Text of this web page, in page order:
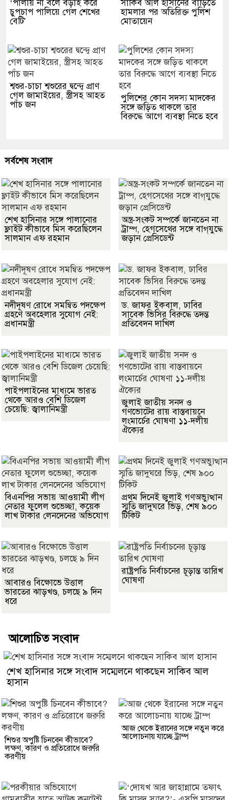
‘পালায় না বলে বড়াই করে
চুপচাপ পালিয়ে গেল শেখের
বেটি'
সাকিব আল হাসানের বাড়িতে
হামলার পর অতিরিক্ত পুলিশ
মোতায়েন
শ্বশুর-চাচা শ্বশুরের দ্বন্দ্বে প্রাণ
গেল জামাইয়ের, স্ত্রীসহ আহত
পাঁচ জন
পুলিশের কোন সদস্য মাদকের
সঙ্গে জড়িত থাকলে তার
বিরুদ্ধে আগে ব্যবস্থা নিতে হবে
সর্বশেষ সংবাদ
শেখ হাসিনার সঙ্গে পালানোর
ফ্লাইট কীভাবে মিস করেছিলেন
সালমান এফ রহমান
অস্ত্র-সংকট সম্পর্কে জানতেন না
ট্রাম্প, হেগসেথের সঙ্গে বাগ্‌যুদ্ধে
জড়ান প্রেসিডেন্ট
নদীদূষণ রোধে সমন্বিত পদক্ষেপ
গ্রহণে অবহেলার সুযোগ নেই:
প্রধানমন্ত্রী
ড. জাফর ইকবাল, ঢাবির
সাবেক ভিসির বিরুদ্ধে তদন্ত
প্রতিবেদন দাখিল
পাইপলাইনের মাধ্যমে ভারত
থেকে আরও বেশি ডিজেল
চেয়েছি: জ্বালানিমন্ত্রী
জুলাই জাতীয় সনদ ও
গণভোটের রায় বাস্তবায়নে
লংমার্চের ঘোষণা ১১-দলীয়
ঐক্যের
বিএনপির সভায় আওয়ামী লীগ
নেতার ফুলেল শুভেচ্ছা, কয়েক
লাখ টাকার লেনদেনের অভিযোগ
প্রথম দিনেই জুলাই গণঅভ্যুত্থান
স্মৃতি জাদুঘরে ভিড়, শেষ ৯০০
টিকিট
আবারও বিক্ষোভে উত্তাল
ভারতের ঝাড়খণ্ড, চলছে ৯ দিন
ধরে
রাষ্ট্রপতি নির্বাচনের চূড়ান্ত তারিখ
ঘোষণা
আলোচিত সংবাদ
শেখ হাসিনার সঙ্গে সংবাদ সম্মেলনে থাকছেন সাকিব আল
হাসান
শিশুর অপুষ্টি চিনবেন কীভাবে?
লক্ষণ, কারণ ও প্রতিরোধে জরুরি
করণীয়
আজ থেকে ইরানের সঙ্গে নতুন করে
আলোচনায় যাচ্ছে ট্রাম্প